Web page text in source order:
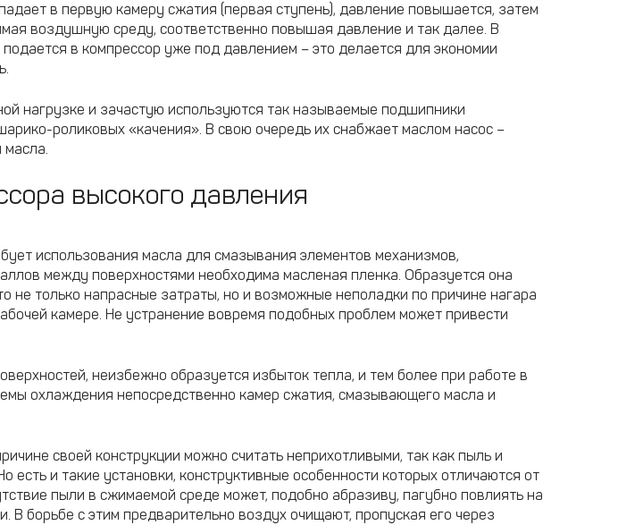
в первую камеру сжатия (первая ступень), давление повышается, затем
воздушную среду, соответственно повышая давление и так далее. В
в компрессор уже под давлением – это делается для экономии
нагрузке и зачастую используются так называемые подшипники
роликовых «качения». В свою очередь их снабжает маслом насос –
высокого давления
использования масла для смазывания элементов механизмов,
между поверхностями необходима масленая пленка. Образуется она
не только напрасные затраты, но и возможные неполадки по причине нагара
камере. Не устранение вовремя подобных проблем может привести
неизбежно образуется избыток тепла, и тем более при работе в
охлаждения непосредственно камер сжатия, смазывающего масла и
своей конструкции можно считать неприхотливыми, так как пыль и
и такие установки, конструктивные особенности которых отличаются от
пыли в сжимаемой среде может, подобно абразиву, пагубно повлиять на
В борьбе с этим предварительно воздух очищают, пропуская его через